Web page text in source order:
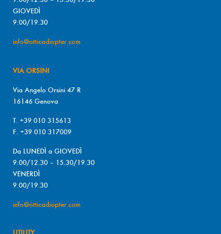
GIOVEDÌ
9.00/19.30
info@otticadiopter.com
VIA ORSINI
Via Angelo Orsini 47 R
16146 Genova
T. +39 010 315613
F. +39 010 317009
Da LUNEDÌ a GIOVEDÌ
9.00/12.30 – 15.30/19.30
VENERDÌ
9.00/19.30
info@otticadiopter.com